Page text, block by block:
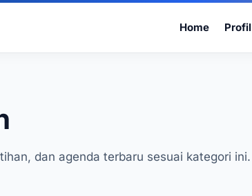
Home Profil
dan agenda terbaru sesuai kategori ini.